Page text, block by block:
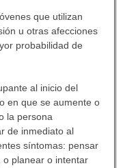
que utilizan
u otras afecciones
probabilidad de
al inicio del
en que se aumente o
la persona
de inmediato al
síntomas: pensar
planear o intentar